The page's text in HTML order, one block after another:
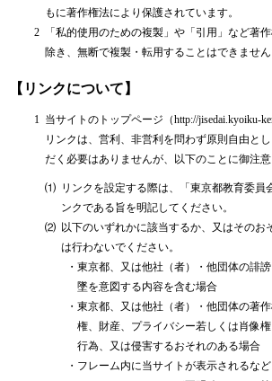
もに著作権法により保護されています。
2
「私的使用のための複製」や「引用」など著
除き、無断で複製・転用することはできません
【リンクについて】
1
当サイトのトップページ（http://jisedai.kyoiku-
リンクは、営利、非営利を問わず原則自由と
だく必要はありませんが、以下のことに御注意
⑴
リンクを設定する際は、「東京都教育委員
ンクである旨を明記してください。
⑵ 以下のいずれかに該当するか、又はそのお
は行わないでください。
・ 東京都、又は他社（者）・他団体の誹
墜を意図する内容を含む場合
・ 東京都、又は他社（者）・他団体の著
権、財産、プライバシー若しくは肖像
行為、又は侵害するおそれのある場合
・ フレーム内に当サイトが表示されるな